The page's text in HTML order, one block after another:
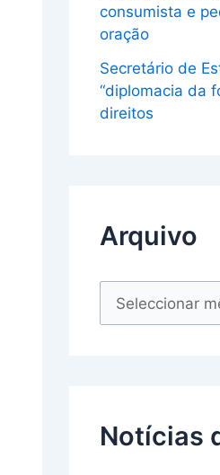
consumista e
oração
Secretário de
“diplomacia da
direitos
Arquivo
Notícias